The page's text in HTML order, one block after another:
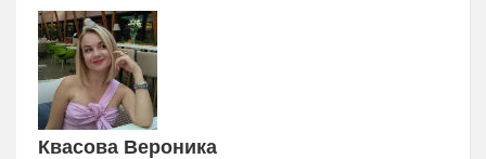
Квасова Вероника